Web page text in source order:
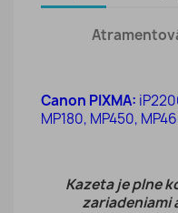
Canon PIXMA:
MP180, MP450,
Kazeta je plne
zariadeniami